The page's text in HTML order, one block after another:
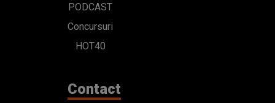
PODCAST
Concursuri
HOT40
Contact